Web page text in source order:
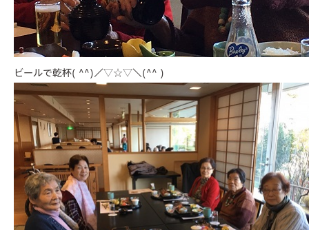
ビールで乾杯( ^^)／▽☆▽＼(^^ )